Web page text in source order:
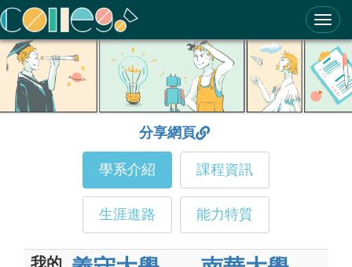
ColleGo! 大學選才與高中育才輔助系統
分享網頁
學系介紹 課程資訊
生涯進路 能力特質
我的